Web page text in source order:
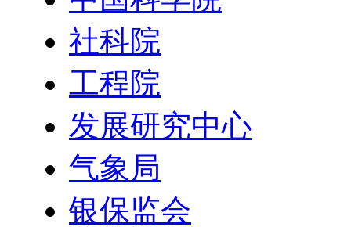
社科院
工程院
发展研究中心
气象局
银保监会